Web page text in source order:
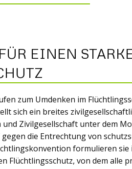
EINEN
zum Umdenken im
sich ein breites
Zivilgesellschaft unter dem
die Entrechtung von
formulieren
Flüchtlingsschutz, von dem alle